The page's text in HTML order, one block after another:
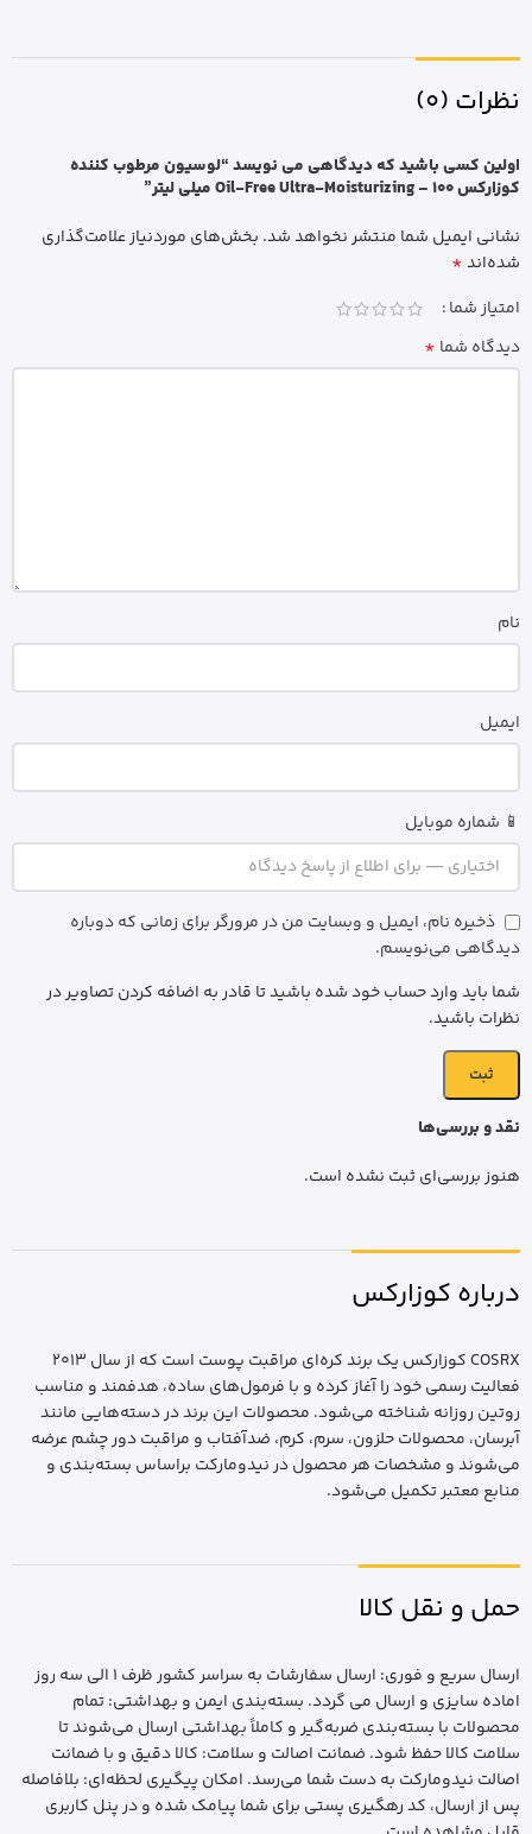
نظرات (0)
نقد و بررسی‌ها
هنوز بررسی‌ای ثبت نشده است.
اولین کسی باشید که دیدگاهی می نویسد “لوسیون مرطوب کننده
کوزارکس Oil-Free Ultra-Moisturizing – 100 میلی لیتر”
نشانی ایمیل شما منتشر نخواهد شد. بخش‌های موردنیاز علامت‌گذاری
شده‌اند*
امتیاز شما
دیدگاه شما *
نام
ایمیل
📱 شماره موبایل
ذخیره نام، ایمیل و وبسایت من در مرورگر برای زمانی که دوباره
دیدگاهی می‌نویسم.
شما باید وارد حساب خود شده باشید تا قادر به اضافه کردن تصاویر در
نظرات باشید.
درباره کوزارکس
COSRX کوزارکس یک برند کره‌ای مراقبت پوست است که از سال 2013
فعالیت رسمی خود را آغاز کرده و با فرمول‌های ساده، هدفمند و مناسب
روتین روزانه شناخته می‌شود. محصولات این برند در دسته‌هایی مانند
آبرسان، محصولات حلزون، سرم، کرم، ضدآفتاب و مراقبت دور چشم عرضه
می‌شوند و مشخصات هر محصول در نیدومارکت براساس بسته‌بندی و
منابع معتبر تکمیل می‌شود.
حمل و نقل کالا
ارسال سریع و فوری: ارسال سفارشات به سراسر کشور ظرف 1 الی سه روز
اماده سایزی و ارسال می گردد. بسته‌بندی ایمن و بهداشتی: تمام
محصولات با بسته‌بندی ضربه‌گیر و کاملاً بهداشتی ارسال می‌شوند تا
سلامت کالا حفظ شود. ضمانت اصالت و سلامت: کالا دقیق و با ضمانت
اصالت نیدومارکت به دست شما می‌رسد. امکان پیگیری لحظه‌ای: بلافاصله
پس از ارسال، کد رهگیری پستی برای شما پیامک شده و در پنل کاربری